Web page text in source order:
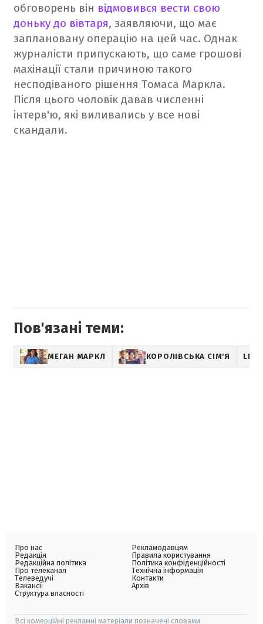
обговорень він відмовився вести свою
доньку до вівтаря, заявляючи, що має
заплановану операцію на цей час. Однак
журналісти припускають, що саме грошові
махінації стали причиною такого
несподіваного рішення Томаса Маркла.
Після цього чоловік давав численні
інтерв'ю, які виливались у все нові
скандали.
Пов'язані теми:
МЕГАН МАРКЛ КОРОЛІВСЬКА СІМ'Я
Про нас
Редакція
Редакційна політика
Про телеканал
Телеведучі
Вакансії
Структура власності
Рекламодавцям
Правила користування
Політика конфіденційності
Технічна інформація
Контакти
Архів
Всі комерційні рекламні матеріали позначені словами